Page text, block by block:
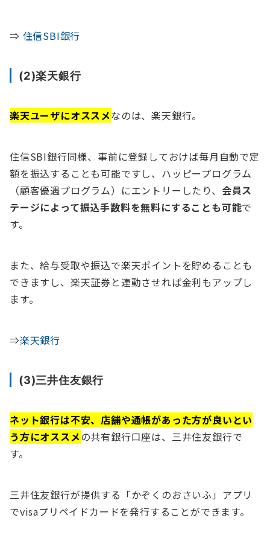
⇒ 住信SBI銀行
(2)楽天銀行
楽天ユーザにオススメなのは、楽天銀行。
住信SBI銀行同様、事前に登録しておけば毎月自動で定
額を振込することも可能ですし、ハッピープログラム
（顧客優遇プログラム）にエントリーしたり、 会員ス
テージによって振込手数料を無料にすることも可能で
す。
また、給与受取や振込で楽天ポイントを貯めることも
できますし、楽天証券と連動させれば金利もアップし
ます。
⇒楽天銀行
(3)三井住友銀行
ネット銀行は不安、店舗や通帳があった方が良いとい
う方にオススメの共有銀行口座は、三井住友銀行で
す。
三井住友銀行が提供する「かぞくのおさいふ」アプリ
でvisaプリペイドカードを発行することができます。